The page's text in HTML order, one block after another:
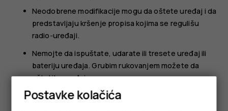
Neodobrene modifikacije mogu da oštete uređaj i da
predstavljaju kršenje propisa kojima se regulišu
radio-uređaji.
Nemojte da ispuštate, udarate ili tresete uređaj ili
bateriju uređaja. Grubim rukovanjem možete da
oštetite uređaj.
Koristite samo meku, čistu i suvu tkaninu za čišćenje
Postavke kolačića